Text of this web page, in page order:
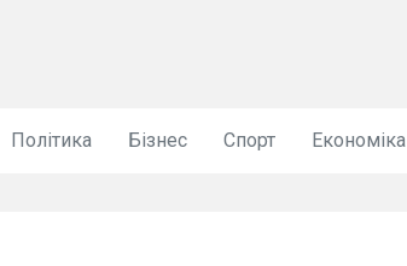
Політика Бізнес Спорт Економіка